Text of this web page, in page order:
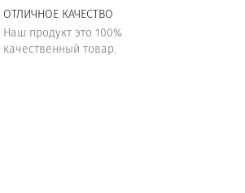
ОТЛИЧНОЕ КАЧЕСТВО
Наш продукт это 100%
качественный товар.